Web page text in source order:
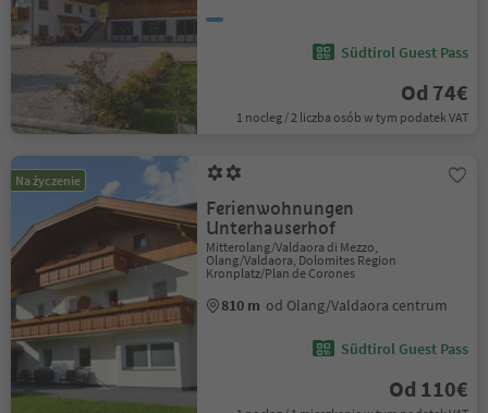
Südtirol Guest Pass
Od 74€
1 nocleg / 2 liczba osób w tym podatek VAT
Na życzenie
Ferienwohnungen
Unterhauserhof
Mitterolang/Valdaora di Mezzo,
Olang/Valdaora, Dolomites Region
Kronplatz/Plan de Corones
810 m od Olang/Valdaora centrum
Südtirol Guest Pass
Od 110€